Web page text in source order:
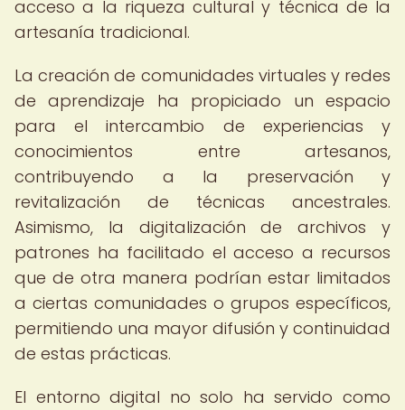
acceso a la riqueza cultural y técnica de la
artesanía tradicional.
La creación de comunidades virtuales y redes
de aprendizaje ha propiciado un espacio
para el intercambio de experiencias y
conocimientos entre artesanos,
contribuyendo a la preservación y
revitalización de técnicas ancestrales.
Asimismo, la digitalización de archivos y
patrones ha facilitado el acceso a recursos
que de otra manera podrían estar limitados
a ciertas comunidades o grupos específicos,
permitiendo una mayor difusión y continuidad
de estas prácticas.
El entorno digital no solo ha servido como